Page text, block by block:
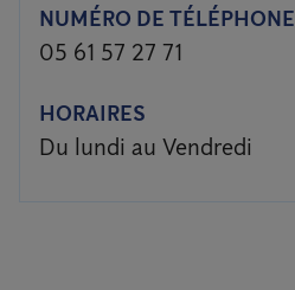
NUMÉRO DE TÉLÉPHONE
05 61 57 27 71
HORAIRES
Du lundi au Vendredi